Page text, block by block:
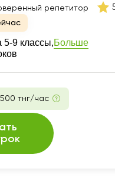
репетитор
5-9 классы,Больше
тнг/час